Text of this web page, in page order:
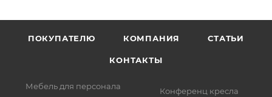
ПОКУПАТЕЛЮ КОМПАНИЯ СТАТЬИ
КОНТАКТЫ
Мебель для персонала Конференц кресла